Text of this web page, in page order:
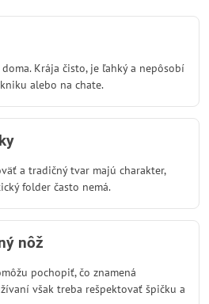
Krája čisto, je ľahký a nepôsobí
alebo na chate.
a tradičný tvar majú charakter,
folder často nemá.
nôž
pochopiť, čo znamená
však treba rešpektovať špičku a